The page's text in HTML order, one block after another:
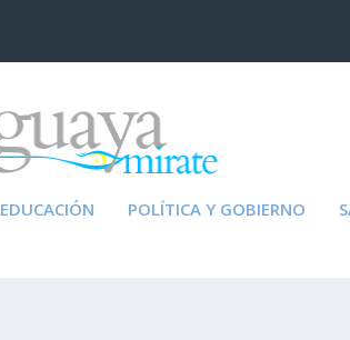
EDUCACIÓN POLÍTICA Y GOBIERNO